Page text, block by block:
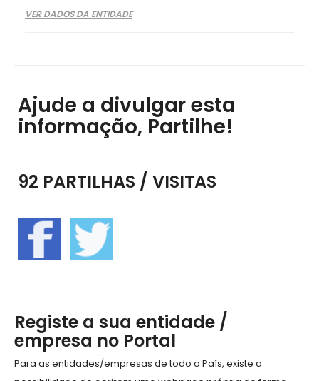
VER DADOS DA ENTIDADE
Ajude a divulgar esta
informação, Partilhe!
92 PARTILHAS / VISITAS
Registe a sua entidade /
empresa no Portal
Para as entidades/empresas de todo o País, existe a